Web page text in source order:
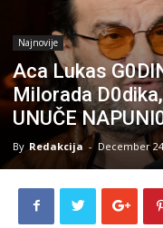
Najnovije
Aca Lukas
MiIorada
UNUČE
By Redakcija - December